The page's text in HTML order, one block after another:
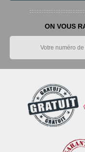
ON VOUS